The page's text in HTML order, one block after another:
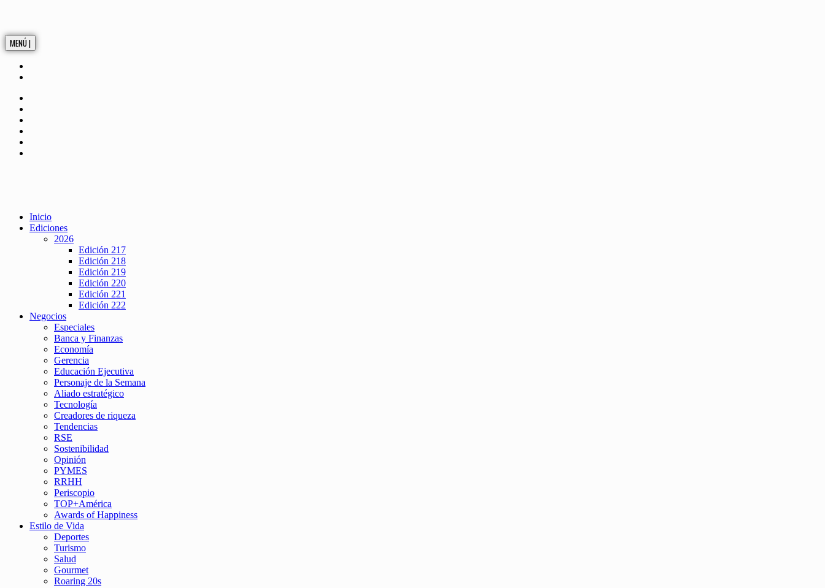
MENÚ |
Inicio
Ediciones
2026
Edición 217
Edición 218
Edición 219
Edición 220
Edición 221
Edición 222
Negocios
Especiales
Banca y Finanzas
Economía
Gerencia
Educación Ejecutiva
Personaje de la Semana
Aliado estratégico
Tecnología
Creadores de riqueza
Tendencias
RSE
Sostenibilidad
Opinión
PYMES
RRHH
Periscopio
TOP+América
Awards of Happiness
Estilo de Vida
Deportes
Turismo
Salud
Gourmet
Roaring 20s